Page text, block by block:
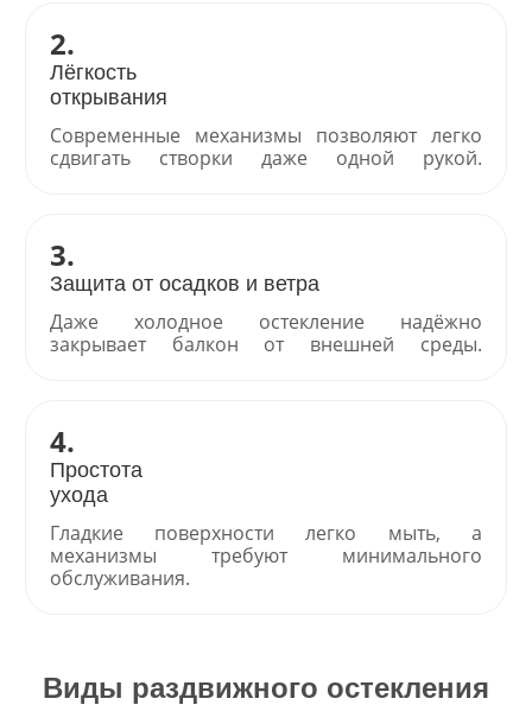
2.
Лёгкость
открывания
Современные механизмы позволяют легко
сдвигать створки даже одной рукой.
3.
Защита от осадков и ветра
Даже холодное остекление надёжно
закрывает балкон от внешней среды.
4.
Простота
ухода
Гладкие поверхности легко мыть, а
механизмы требуют минимального
обслуживания.
Виды раздвижного остекления